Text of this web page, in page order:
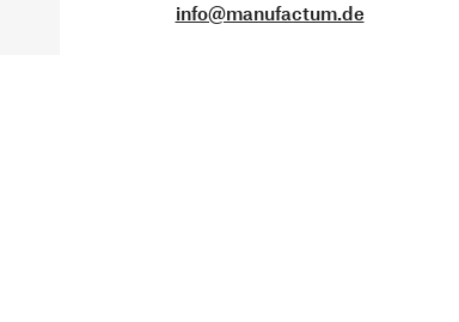
info@manufactum.de